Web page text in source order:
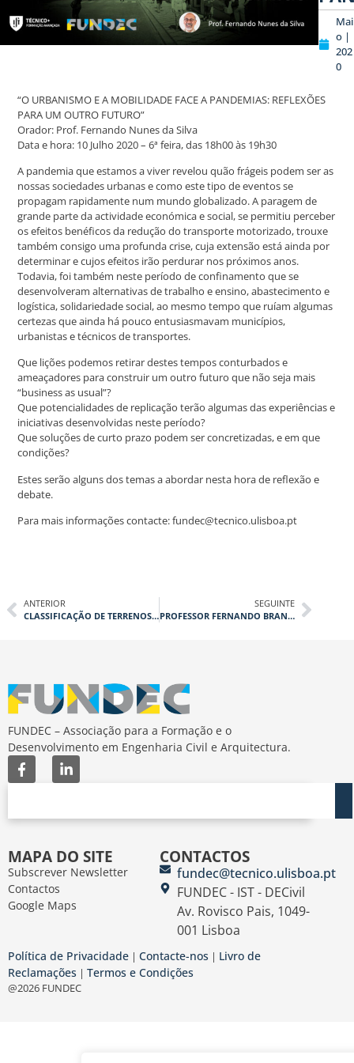
Mai
o |
202
0
“O URBANISMO E A MOBILIDADE FACE A PANDEMIAS: REFLEXÕES
PARA UM OUTRO FUTURO”
Orador: Prof. Fernando Nunes da Silva
Data e hora: 10 Julho 2020 – 6ª feira, das 18h00 às 19h30
A pandemia que estamos a viver revelou quão frágeis podem ser as
nossas sociedades urbanas e como este tipo de eventos se
propagam rapidamente num mundo globalizado. A paragem de
grande parte da actividade económica e social, se permitiu perceber
os efeitos benéficos da redução do transporte motorizado, trouxe
também consigo uma profunda crise, cuja extensão está ainda por
determinar e cujos efeitos irão perdurar nos próximos anos.
Todavia, foi também neste período de confinamento que se
desenvolveram alternativas de trabalho e ensino, abastecimento e
logística, solidariedade social, ao mesmo tempo que ruíam algumas
certezas que ainda há pouco entusiasmavam municípios,
urbanistas e técnicos de transportes.
Que lições podemos retirar destes tempos conturbados e
ameaçadores para construir um outro futuro que não seja mais
“business as usual”?
Que potencialidades de replicação terão algumas das experiências e
iniciativas desenvolvidas neste período?
Que soluções de curto prazo podem ser concretizadas, e em que
condições?
Estes serão alguns dos temas a abordar nesta hora de reflexão e
debate.
Para mais informações contacte: fundec@tecnico.ulisboa.pt
ANTERIOR
CLASSIFICAÇÃO DE TERRENOS DE ACORDO COM O EUROCÓDIGO 8
SEGUINTE
PROFESSOR FERNANDO BRANCO DESIGNADO MEMBRO HONORÁRIO DA IABSE
FUNDEC – Associação para a Formação e o
Desenvolvimento em Engenharia Civil e Arquitectura.
MAPA DO SITE
Subscrever Newsletter
Contactos
Google Maps
CONTACTOS
fundec@tecnico.ulisboa.pt
FUNDEC - IST - DECivil
Av. Rovisco Pais, 1049-
001 Lisboa
Política de Privacidade | Contacte-nos | Livro de
Reclamações | Termos e Condições
@2026 FUNDEC